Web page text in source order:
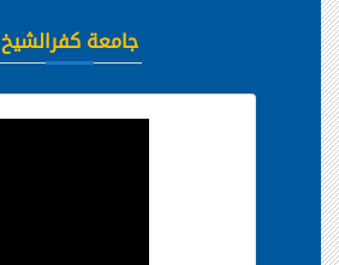
جامعة كفرالشيخ